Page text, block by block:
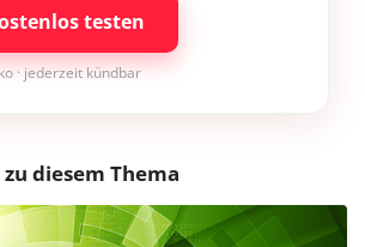
testen
· jederzeit kündbar
diesem Thema